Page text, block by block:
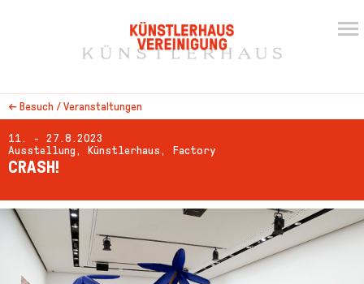
← Besuch / Veranstaltungen
11. - 27.8.2023
Ausstellung, Künstlerhaus, Factory
CRASH!